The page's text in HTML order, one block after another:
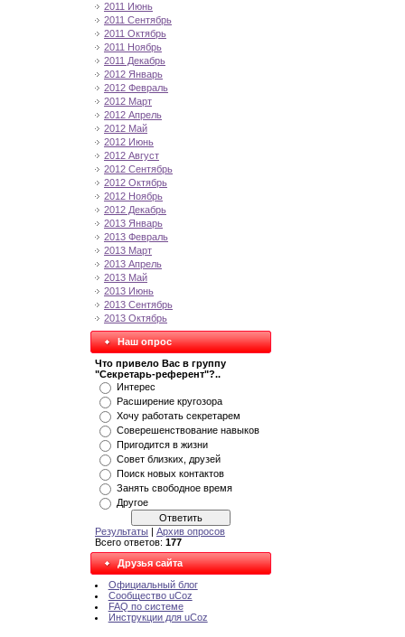
2011 Июнь
2011 Сентябрь
2011 Октябрь
2011 Ноябрь
2011 Декабрь
2012 Январь
2012 Февраль
2012 Март
2012 Апрель
2012 Май
2012 Июнь
2012 Август
2012 Сентябрь
2012 Октябрь
2012 Ноябрь
2012 Декабрь
2013 Январь
2013 Февраль
2013 Март
2013 Апрель
2013 Май
2013 Июнь
2013 Сентябрь
2013 Октябрь
Наш опрос
Что привело Вас в группу
"Секретарь-референт"?..
Интерес
Расширение кругозора
Хочу работать секретарем
Соверешенствование навыков
Пригодится в жизни
Совет близких, друзей
Поиск новых контактов
Занять свободное время
Другое
Результаты | Архив опросов
Всего ответов: 177
Друзья сайта
Официальный блог
Сообщество uCoz
FAQ по системе
Инструкции для uCoz